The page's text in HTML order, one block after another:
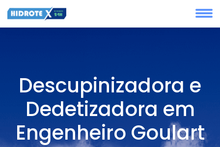
Descupinizadora e
Dedetizadora em
Engenheiro Goulart